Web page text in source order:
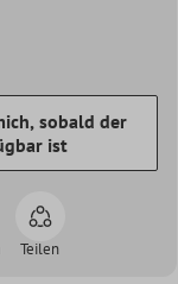
sobald der
ist
Teilen